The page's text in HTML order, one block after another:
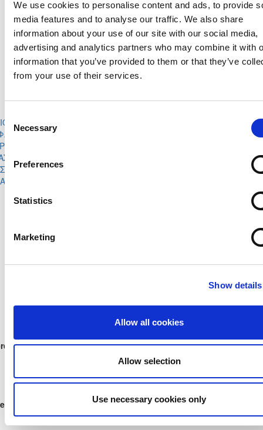
We use cookies to personalise content and ads, to provide
media features and to analyse our traffic. We also share
information about your use of our site with our social media,
advertising and analytics partners who may combine it with
information that you’ve provided to them or that they’ve
from your use of their services.
Selection
Necessary
Preferences
Statistics
Marketing
Show details
Allow all cookies
Allow selection
Use necessary cookies only
47' ΓΙΑΝΝΗΣ
ΛΟΙΖΙΔΗΣ
ΤΙΜΟΘΕΟΣ
ΠΙΕΡΟΥ
47'
ΝΙΚΟΛΑΣ
ΓΙΑΤΡΟΥ
ΗΛΙΑΣ
58' ΓΙΩΡΓΟΣ
ΝΕΟΦΥΤΟΥ
ΣΤΕΦΑΝΟΣ
ΙΩΑΝΝΙΔΗΣ
58'
67' ΑΝΔΡΕΑΣ
BOGOMIL
ΚΟΥΛΟΥΤΕΡΗΣ
ΒΑΣΙΛΗΣ
21' ΣΤΕΦΑΝΟΣ ΙΩΑΝΝΙΔΗΣ
ΚΥΡΙΑΚΟΣ ΙΩΑΝΝΟΥ
ΑΝΔΡΕΑΣ ΚΑΡΑΣΑΒΒΑΣ 91'
Referee Name
ΝΙΚΟΛΑΟΣ ΑΝΔΡΕΟΥ
Assistant Referee 2
ΖΑΧΑΡΙΑΣ ΚΑΡΑΠΑΣΙΗ
Inspector
ΜΙΧΑΛΗΣ ΜΑΡΙΝΟΥ